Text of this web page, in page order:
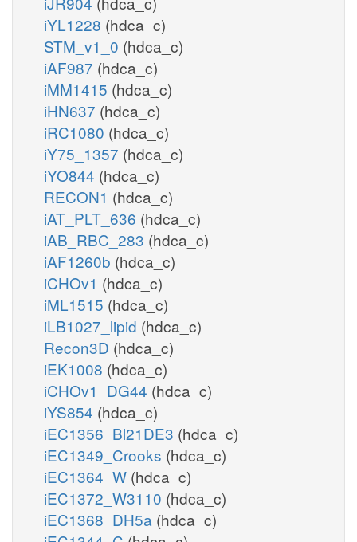
iYL1228 (hdca_c)
STM_v1_0 (hdca_c)
iAF987 (hdca_c)
iMM1415 (hdca_c)
iHN637 (hdca_c)
iRC1080 (hdca_c)
iY75_1357 (hdca_c)
iYO844 (hdca_c)
RECON1 (hdca_c)
iAT_PLT_636 (hdca_c)
iAB_RBC_283 (hdca_c)
iAF1260b (hdca_c)
iCHOv1 (hdca_c)
iML1515 (hdca_c)
iLB1027_lipid (hdca_c)
Recon3D (hdca_c)
iEK1008 (hdca_c)
iCHOv1_DG44 (hdca_c)
iYS854 (hdca_c)
iEC1356_Bl21DE3 (hdca_c)
iEC1349_Crooks (hdca_c)
iEC1364_W (hdca_c)
iEC1372_W3110 (hdca_c)
iEC1368_DH5a (hdca_c)